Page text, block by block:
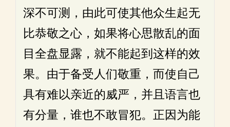
深不可测，由此可使其他众生起无
比恭敬之心，如果将心思散乱的面
目全盘显露，就不能起到这样的效
果。由于备受人们敬重，而使自己
具有难以亲近的威严，并且语言也
有分量，谁也不敢冒犯。正因为能